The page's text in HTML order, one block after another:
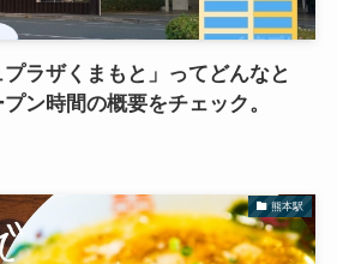
ラザくまもと」ってどんなと
ン時間の概要をチェック。
熊本駅